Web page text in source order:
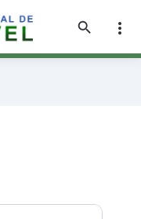
search
more_vert